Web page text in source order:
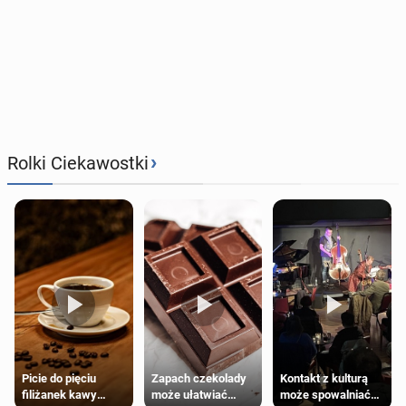
Rolki Ciekawostki›
Picie do pięciu
filiżanek kawy
Zapach czekolady
może ułatwiać
Kontakt z kulturą
może spowalniać